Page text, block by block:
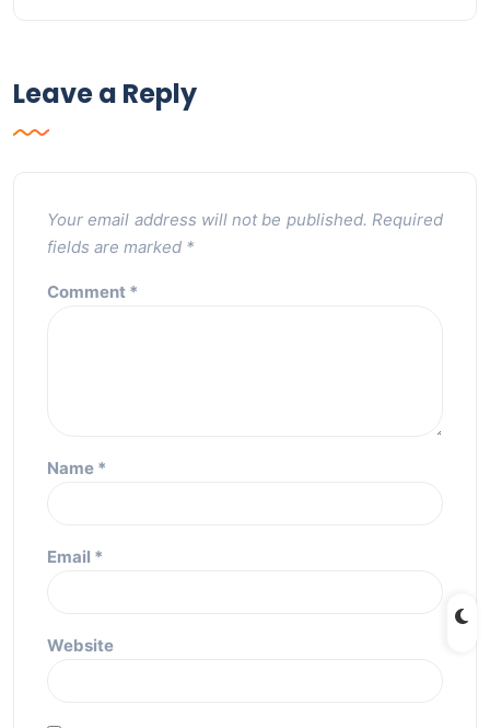
Leave a Reply
Your email address will not be published. Required
fields are marked *
Comment *
Name *
Email *
Website